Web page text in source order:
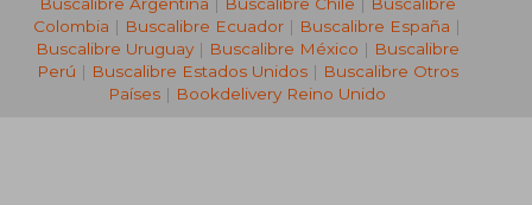
Colombia | Buscalibre Ecuador | Buscalibre España |
Buscalibre Uruguay| Buscalibre México | Buscalibre
Perú | Buscalibre Estados Unidos| Buscalibre Otros
Países | Bookdelivery Reino Unido